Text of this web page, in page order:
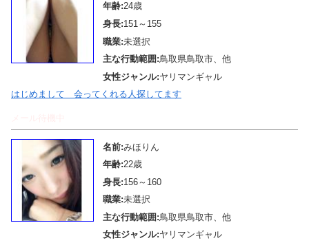
年齢:24歳
身長:151～155
職業:未選択
主な行動範囲:鳥取県鳥取市、他
女性ジャンル:ヤリマンギャル
はじめまして 会ってくれる人探してます
名前:みほりん
年齢:22歳
身長:156～160
職業:未選択
主な行動範囲:鳥取県鳥取市、他
女性ジャンル:ヤリマンギャル